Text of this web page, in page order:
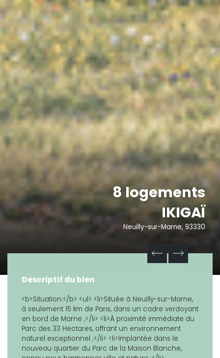
8 logements
IKIGAÏ
Neuilly-sur-Marne, 93330
Descriptif du bien
<b>Situation:</b> <ul> <li>Située à Neuilly-sur-Marne,
à seulement 15 km de Paris, dans un cadre verdoyant
en bord de Marne ;</li> <li>À proximité immédiate du
Parc des 33 Hectares, offrant un environnement
naturel exceptionnel ;</li> <li>Implantée dans le
nouveau quartier du Parc de la Maison Blanche,